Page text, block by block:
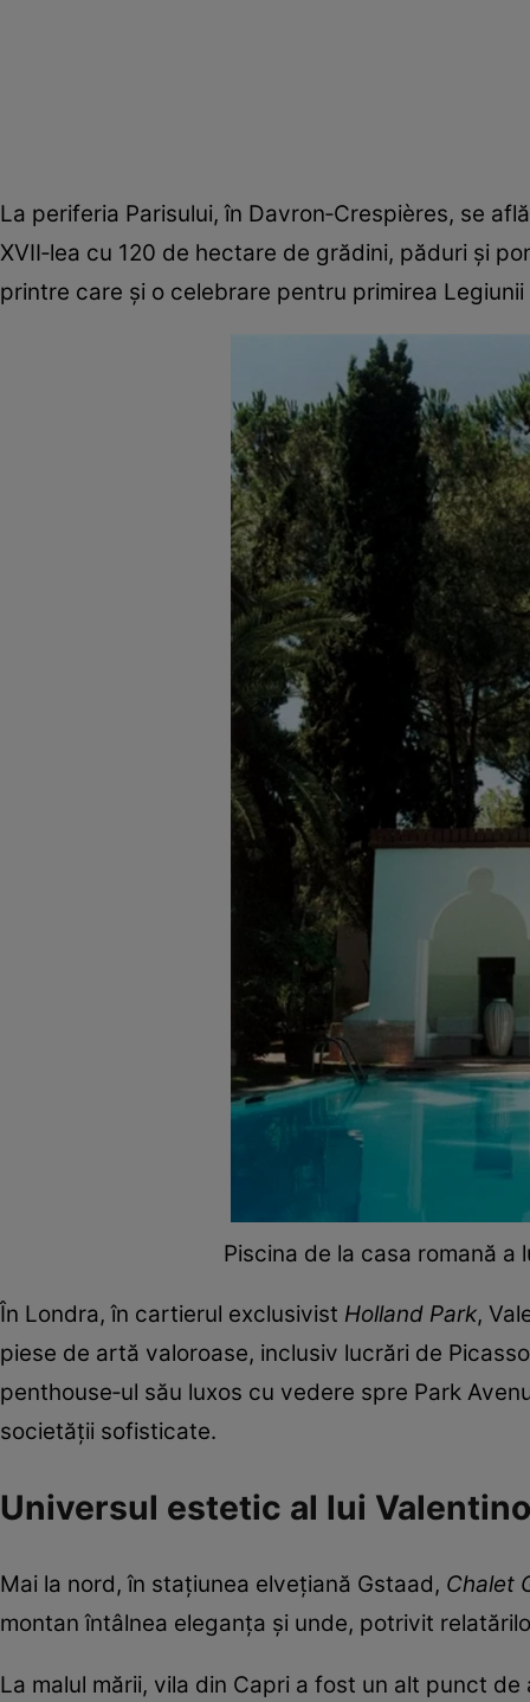
La periferia Parisului, în Davron‑Crespières, se
XVII‑lea cu 120 de hectare de grădini, păduri și
printre care și o celebrare pentru primirea Legiunii
Piscina de la casa romană a
În Londra, în cartierul exclusivist Holland Park,
piese de artă valoroase, inclusiv lucrări de
penthouse‑ul său luxos cu vedere spre Park
societății sofisticate.
Universul estetic al lui
Mai la nord, în stațiunea elvețiană Gstaad, Chalet
montan întâlnea eleganța și unde, potrivit
La malul mării, vila din Capri a fost un alt punct